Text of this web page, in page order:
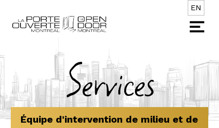
EN
Services
Équipe d'intervention de milieu et de